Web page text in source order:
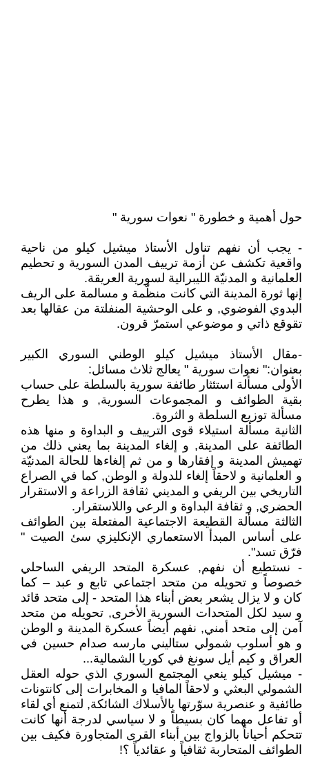
حول أهمية و خطورة " نعوات سورية "
- يجب أن نفهم تناول الأستاذ ميشيل كيلو من ناحية
واقعية تكشف عن أزمة ترييف المدن السورية و تحطيم
العلمانية و المدنيّة الليبرالية لسورية العريقة.
إنها ثورة المدينة التي كانت منظّمة و مسالمة على الريف
البدوي الفوضوي, و على الوحشية المنفلتة من عقالها بعد
تقوقع ذاتي و موضوعي استمرّ قرون.
-مقال الأستاذ ميشيل كيلو الوطني السوري الكبير
بعنوان:" نعوات سورية " يعالج ثلاث مسائل:
الأولى مسألة استئثار طائفة سورية بالسلطة على حساب
بقية الطوائف و المجموعات السورية, و هذا يطرح
مسألة توزيع السلطة و الثروة.
الثانية مسألة استيلاء قوى الترييف و البداوة و منها هذه
الطائفة على المدينة, و إلغاء المدينة بما يعني ذلك من
تهميش المدينة و إفقارها و من ثم إلغاءها للحالة المدنيّة
و العلمانية و لاحقاً إلغاء للدولة و الوطن, كما في الصراع
التاريخي بين الريفي و المديني ثقافة الزراعة و الاستقرار
الحضري, و ثقافة البداوة و الرعي واللاستقرار.
الثالثة مسألة القطيعة الاجتماعية المفتعلة بين الطوائف
على أساس المبدأ الاستعماري الإنكليزي سئ الصيت "
فرّق تسد".
- نستطيع أن نفهم, عسكرة المتحد الريفي الساحلي
خصوصاً و تحويله من متحد اجتماعي تابع و عبد – كما
كان و لا يزال يشعر بعض أبناء هذا المتحد - إلى متحد قائد
و سيد لكل المتحدات السورية الأخرى, تحويله من متحد
آمن إلى متحد أمني, نفهم أيضاً عسكرة المدينة و الوطن
و هو أسلوب شمولي ستاليني مارسه صدام حسين في
العراق و كيم أيل سونغ في كوريا الشمالية...
- ميشيل كيلو ينعي المجتمع السوري الذي حوله العقل
الشمولي البعثي و لاحقاً المافيا و المخابرات إلى كانتونات
طائفية و عنصرية سوّرتها بالأسلاك الشائكة, لتمنع أي لقاء
أو تفاعل مهما كان بسيطاً و لا سياسي لدرجة أنها كانت
تتحكم أحياناً بالزواج بين أبناء القرى المتجاورة فكيف بين
الطوائف المتحاربة ثقافياً و عقائدياً ؟!